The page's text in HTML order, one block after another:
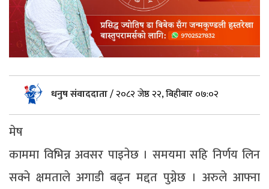
धनुष संवाददाता/२०८२ जेष्ठ २२, बिहीबार ०७:०२
मेष
काममा विभिन्न अवसर पाइनेछ । समयमा सहि निर्णय लिन
सक्ने क्षमताले अगाडी बढ्न मद्दत पुग्नेछ । अरुले आफ्ना